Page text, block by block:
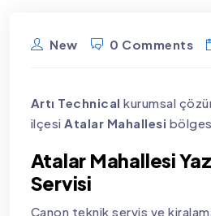
New 0 Comments
Artı Technical kurumsal
ilçesiAtalar Mahallesi
Atalar Mahallesi
Servisi
Canon teknik servis ve